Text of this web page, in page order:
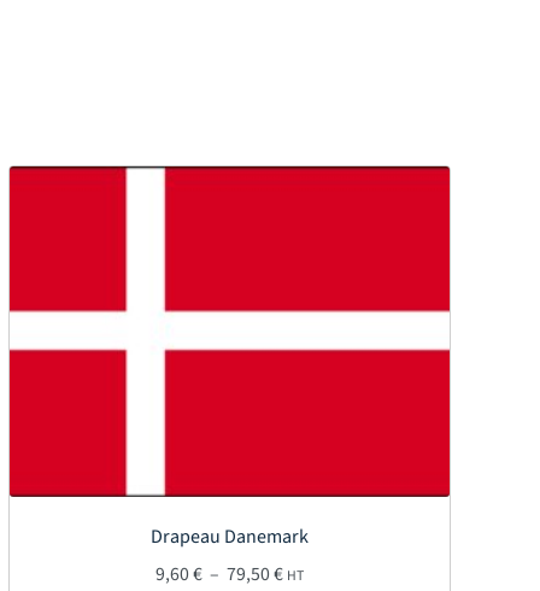
Drapeau Danemark
9,60€ – 79,50€Plage de prix : 9,60 € à 79,50 €
HT